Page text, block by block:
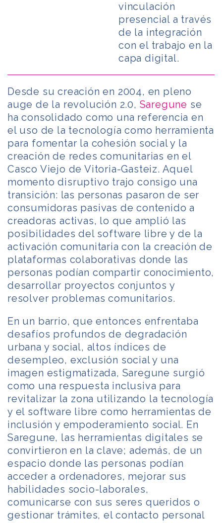
vinculación
presencial a través
de la integración
con el trabajo en la
capa digital.
Desde su creación en 2004, en pleno
auge de la revolución 2.0, Saregune se
ha consolidado como una referencia en
el uso de la tecnología como herramienta
para fomentar la cohesión social y la
creación de redes comunitarias en el
Casco Viejo de Vitoria-Gasteiz. Aquel
momento disruptivo trajo consigo una
transición: las personas pasaron de ser
consumidoras pasivas de contenido a
creadoras activas, lo que amplió las
posibilidades del software libre y de la
activación comunitaria con la creación de
plataformas colaborativas donde las
personas podían compartir conocimiento,
desarrollar proyectos conjuntos y
resolver problemas comunitarios.
En un barrio, que entonces enfrentaba
desafíos profundos de degradación
urbana y social, altos índices de
desempleo, exclusión social y una
imagen estigmatizada, Saregune surgió
como una respuesta inclusiva para
revitalizar la zona utilizando la tecnología
y el software libre como herramientas de
inclusión y empoderamiento social. En
Saregune, las herramientas digitales se
convirtieron en la clave; además, de un
espacio donde las personas podían
acceder a ordenadores, mejorar sus
habilidades socio-laborales,
comunicarse con sus seres queridos o
gestionar trámites, el contacto personal